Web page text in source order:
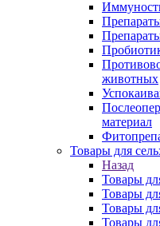
животных
материал
Товары для
Назад
Товары
Товары
Товары
Товары